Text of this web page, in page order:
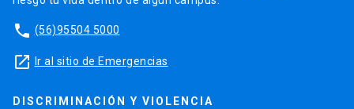
phone (56)95504 5000
launch Ir al sitio de Emergencias
DISCRIMINACIÓN Y VIOLENCIA